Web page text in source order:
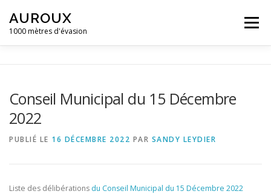
contenu
AUROUX
1000 mètres d'évasion
Menu
ACTUALITÉS ET ÉVÈNEMENTS
Conseil Municipal du 15 Décembre
2022
PUBLIÉ LE 16 DÉCEMBRE 2022 PAR SANDY LEYDIER
Liste des délibérations du Conseil Municipal du 15 Décembre 2022